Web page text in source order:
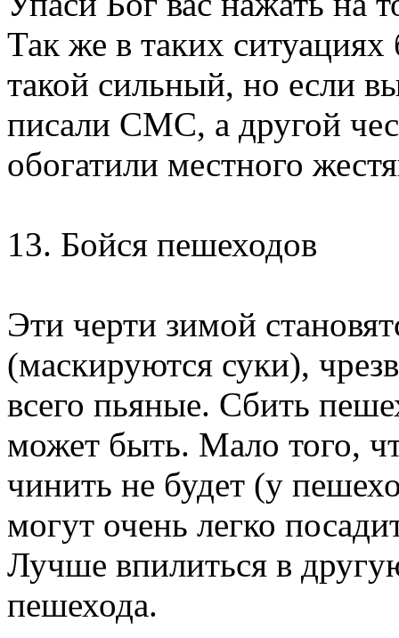
Так же в таких
такой сильный, но если
писали СМС, а другой
обогатили местного
13. Бойся пешеходов
Эти черти зимой
(маскируются суки),
всего пьяные. Сбить
может быть. Мало того,
чинить не будет (у
могут очень легко
Лучше впилиться в
пешехода.